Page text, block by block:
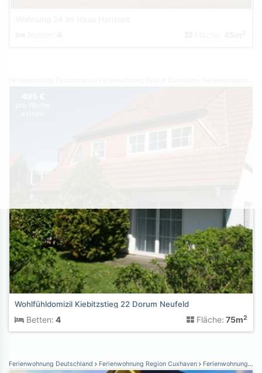
Wohlfühldomizil Kiebitzstieg 22 Dorum Neufeld
Betten: 4 Fläche: 75m2
Ferienwohnung Deutschland Ferienwohnung Region Cuxhaven Ferienwohnung Otterndorf